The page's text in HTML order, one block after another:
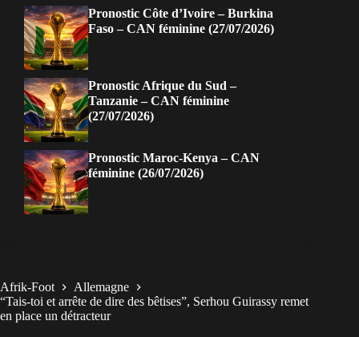
Pronostic Côte d’Ivoire – Burkina
Faso – CAN féminine (27/07/2026)
Pronostic Afrique du Sud –
Tanzanie – CAN féminine
(27/07/2026)
Pronostic Maroc-Kenya – CAN
féminine (26/07/2026)
Afrik-Foot
Allemagne
“Tais-toi et arrête de dire des bêtises”, Serhou Guirassy remet
en place un détracteur